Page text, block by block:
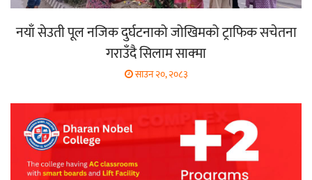
नयाँ सेउती पूल नजिक दुर्घटनाको जोखिमको ट्राफिक सचेतना
गराउँदै सिलाम साक्मा
साउन २०, २०८३